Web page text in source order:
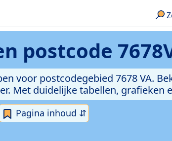
postcode
voor postcodegebied 7678 VA.
Met duidelijke tabellen, grafieken
Pagina inhoud ⇵